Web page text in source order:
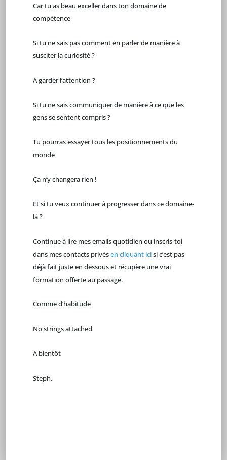
Car tu as beau exceller dans ton domaine de
compétence
Si tu ne sais pas comment en parler de manière à
susciter la curiosité ?
A garder l’attention ?
Si tu ne sais communiquer de manière à ce que les
gens se sentent compris ?
Tu pourras essayer tous les positionnements du
monde
Ça n’y changera rien !
Et si tu veux continuer à progresser dans ce domaine-
là ?
Continue à lire mes emails quotidien ou inscris-toi
dans mes contacts privésen cliquant icisi c’est pas
déjà fait juste en dessous et récupère une vrai
formation offerte au passage.
Comme d’habitude
No strings attached
A bientôt
Steph.